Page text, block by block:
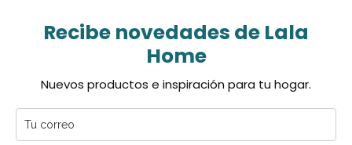
Recibe novedades de Lala
Home
Nuevos productos e inspiración para tu hogar.